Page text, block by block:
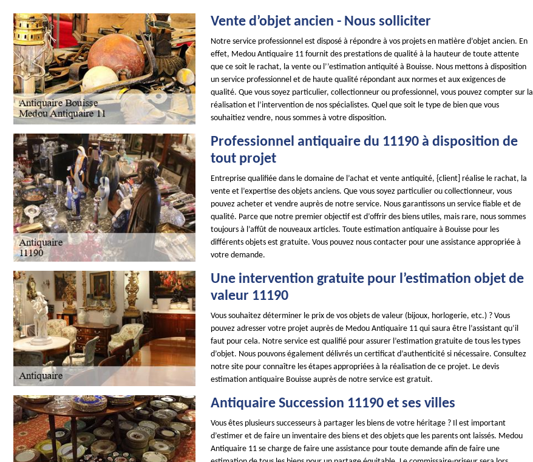
Vente d’objet ancien - Nous solliciter
Notre service professionnel est disposé à répondre à vos projets en matière d’objet ancien. En
effet, Medou Antiquaire 11 fournit des prestations de qualité à la hauteur de toute attente
que ce soit le rachat, la vente ou l’’estimation antiquité à Bouisse. Nous mettons à disposition
un service professionnel et de haute qualité répondant aux normes et aux exigences de
qualité. Que vous soyez particulier, collectionneur ou professionnel, vous pouvez compter sur la
réalisation et l’intervention de nos spécialistes. Quel que soit le type de bien que vous
souhaitiez vendre, nous sommes à votre disposition.
Professionnel antiquaire du 11190 à disposition de
tout projet
Entreprise qualifiée dans le domaine de l’achat et vente antiquité, {client] réalise le rachat, la
vente et l’expertise des objets anciens. Que vous soyez particulier ou collectionneur, vous
pouvez acheter et vendre auprès de notre service. Nous garantissons un service fiable et de
qualité. Parce que notre premier objectif est d’offrir des biens utiles, mais rare, nous sommes
toujours à l’affût de nouveaux articles. Toute estimation antiquaire à Bouisse pour les
différents objets est gratuite. Vous pouvez nous contacter pour une assistance appropriée à
votre demande.
Une intervention gratuite pour l’estimation objet de
valeur 11190
Vous souhaitez déterminer le prix de vos objets de valeur (bijoux, horlogerie, etc.) ? Vous
pouvez adresser votre projet auprès de Medou Antiquaire 11 qui saura être l’assistant qu’il
faut pour cela. Notre service est qualifié pour assurer l’estimation gratuite de tous les types
d’objet. Nous pouvons également délivrés un certificat d’authenticité si nécessaire. Consultez
notre site pour connaître les étapes appropriées à la réalisation de ce projet. Le devis
estimation antiquaire Bouisse auprès de notre service est gratuit.
Antiquaire Succession 11190 et ses villes
Vous êtes plusieurs successeurs à partager les biens de votre héritage ? Il est important
d’estimer et de faire un inventaire des biens et des objets que les parents ont laissés. Medou
Antiquaire 11 se charge de faire une assistance pour toute demande afin de faire une